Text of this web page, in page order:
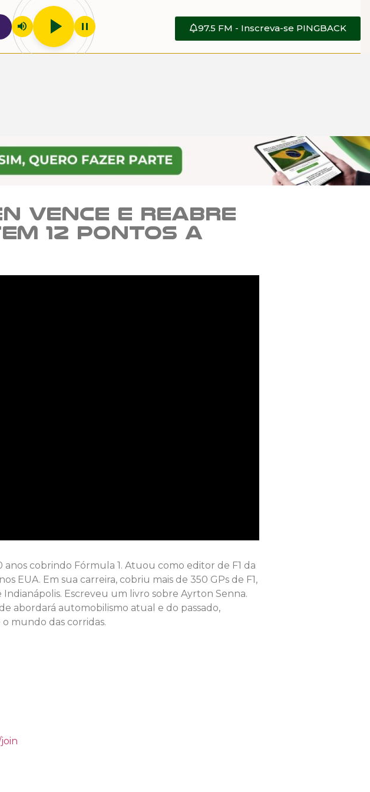
volume_up play_arrow pause 97.5 FM - Inscreva-se PINGBACK
vence e reabre
12 pontos a
anos cobrindo Fórmula 1. Atuou como editor de F1 da
EUA. Em sua carreira, cobriu mais de 350 GPs de F1,
Indianápolis. Escreveu um livro sobre Ayrton Senna.
abordará automobilismo atual e do passado,
mundo das corridas.